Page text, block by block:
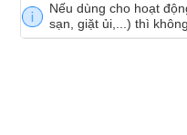
Nếu dùng cho hoạt
sạn, giặt ủi,...) thì